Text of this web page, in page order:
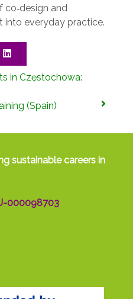
co‑design and
into everyday practice.
in Częstochowa:
(Spain)
sustainable careers in
000098703